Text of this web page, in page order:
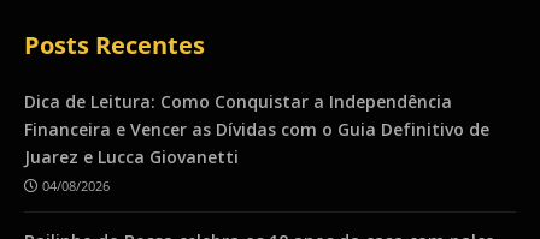
Posts Recentes
Dica de Leitura: Como Conquistar a Independência
Financeira e Vencer as Dívidas com o Guia Definitivo de
Juarez e Lucca Giovanetti
04/08/2026